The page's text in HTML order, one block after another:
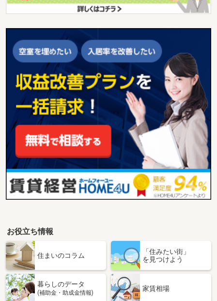
お役立ち情報
住まいのコラム
「住みたい街」
を見つけよう
暮らしのデータ
(補助金・助成金情報)
家賃相場